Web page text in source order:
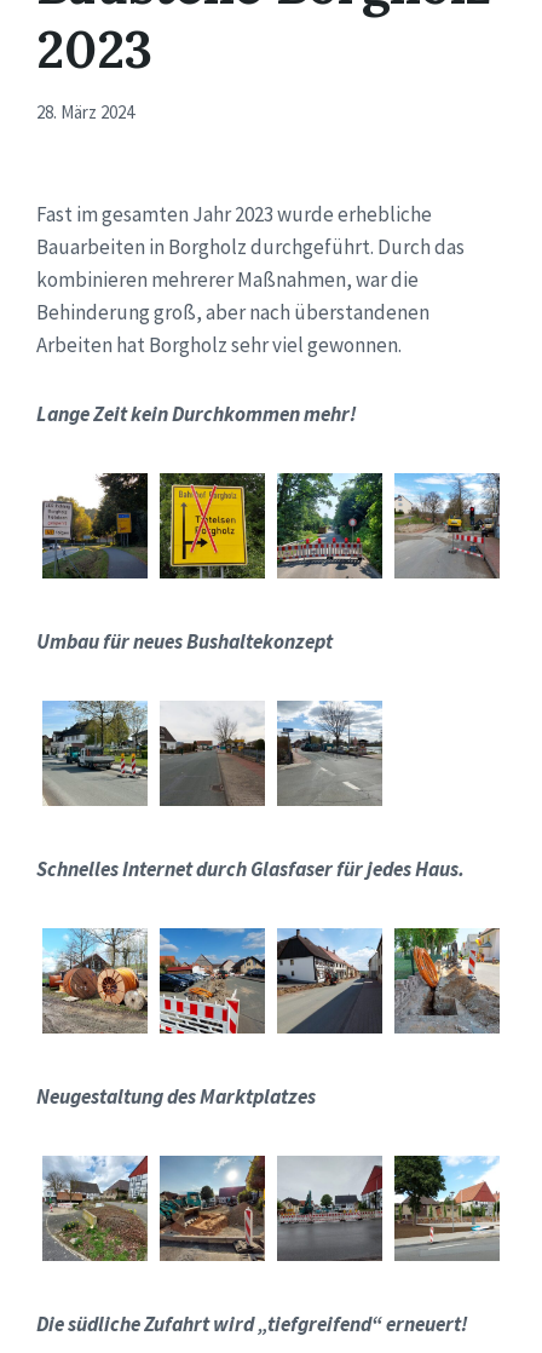
2023
28. März 2024
Fast im gesamten Jahr 2023 wurde erhebliche
Bauarbeiten in Borgholz durchgeführt. Durch das
kombinieren mehrerer Maßnahmen, war die
Behinderung groß, aber nach überstandenen
Arbeiten hat Borgholz sehr viel gewonnen.
Lange Zeit kein Durchkommen mehr!
Umbau für neues Bushaltekonzept
Schnelles Internet durch Glasfaser für jedes Haus.
Neugestaltung des Marktplatzes
Die südliche Zufahrt wird „tiefgreifend“ erneuert!